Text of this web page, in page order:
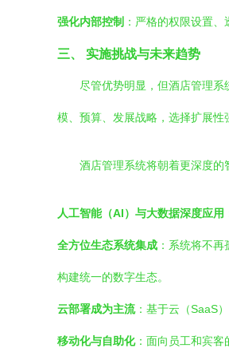
强化内部控制 ：严格的权限设置
三、 实施挑战与未来趋势
尽管优势明显，但酒店管理
模、预算、发展战略，选择扩展性
酒店管理系统将朝着更深度的
人工智能（AI）与大数据深度应用
全方位生态系统集成 ：系统将不
构建统一的数字生态。
云部署成为主流：基于云（SaaS
移动化与自助化：面向员工和宾客